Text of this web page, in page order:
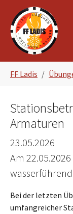
Zum Hauptinhalt
Skip to page footer
FF Ladis
Armaturen
23.05.2026
Am
Bei der letzten
umfangreicher